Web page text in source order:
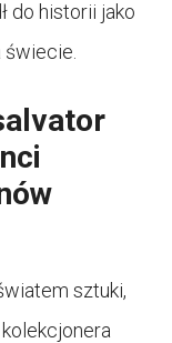
do historii jako
sztuki,